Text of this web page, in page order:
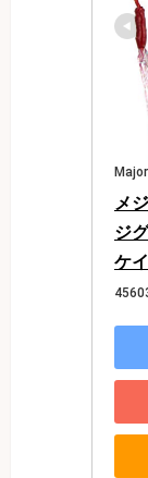
メ
ジ
ケ